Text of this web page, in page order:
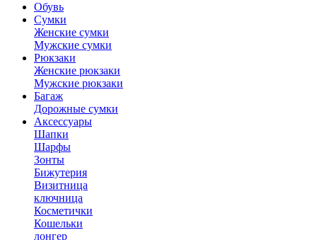
Обувь
Сумки
Женские сумки
Мужские сумки
Рюкзаки
Женские рюкзаки
Мужские рюкзаки
Багаж
Дорожные сумки
Аксессуары
Шапки
Шарфы
Зонты
Бижутерия
Визитница
ключница
Косметички
Кошельки
лонгер